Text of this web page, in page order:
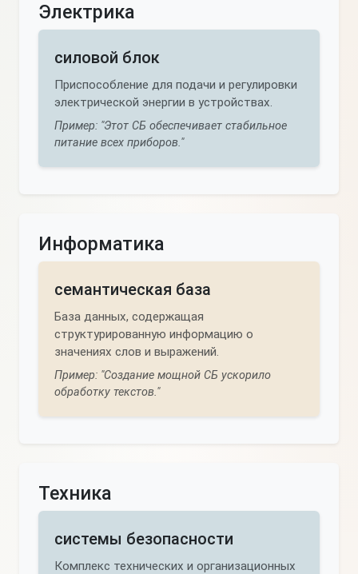
Электрика
силовой блок
Приспособление для подачи и регулировки
электрической энергии в устройствах.
Пример: "Этот СБ обеспечивает стабильное
питание всех приборов."
Информатика
семантическая база
База данных, содержащая
структурированную информацию о
значениях слов и выражений.
Пример: "Создание мощной СБ ускорило
обработку текстов."
Техника
системы безопасности
Комплекс технических и организационных